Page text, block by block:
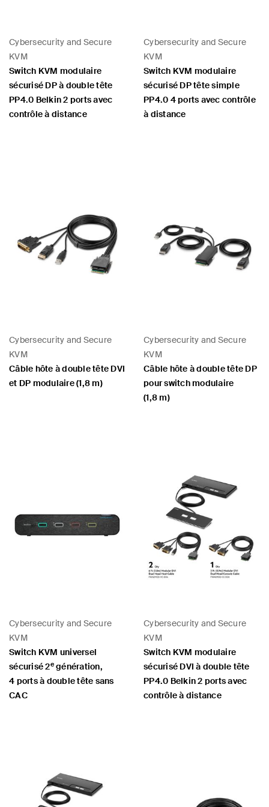
Cybersecurity and Secure
KVM
Switch KVM modulaire
sécurisé DP à double tête
PP4.0 Belkin 2 ports avec
contrôle à distance
Cybersecurity and Secure
KVM
Switch KVM modulaire
sécurisé DP tête simple
PP4.0 4 ports avec contrôle
à distance
Cybersecurity and Secure
KVM
Câble hôte à double tête DVI
et DP modulaire (1,8 m)
Cybersecurity and Secure
KVM
Câble hôte à double tête DP
pour switch modulaire
(1,8 m)
Cybersecurity and Secure
KVM
Switch KVM universel
sécurisé 2egénération,
4 ports à double tête sans
CAC
Cybersecurity and Secure
KVM
Switch KVM modulaire
sécurisé DVI à double tête
PP4.0 Belkin 2 ports avec
contrôle à distance